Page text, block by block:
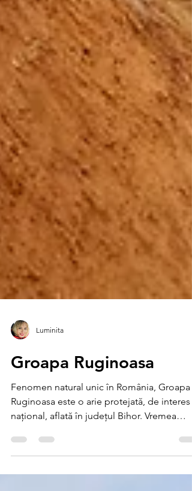
Groapa Ruginoasa
Fenomen natural unic în România, Groapa
Ruginoasa este o arie protejată, de interes
național, aflată în județul Bihor. Vremea
ploioasă nu...